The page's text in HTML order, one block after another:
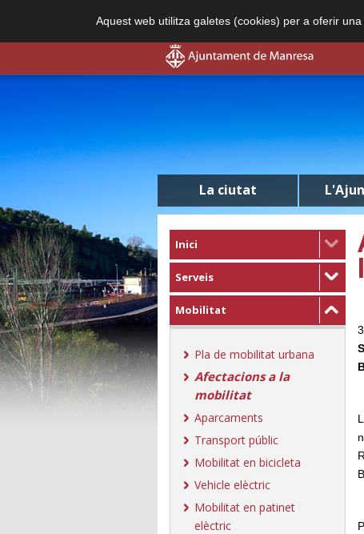
Aquest web utilitza galetes (cookies) per a oferir
La ciutat
Inici
Serveis
Mobilitat
Pla de mobilitat urbana
Afectacions a la
mobilitat
Aparcaments
Transport públic
Mobilitat en bicicleta
Vehicle elèctric
Mobilitat en patinet
elèctric